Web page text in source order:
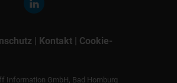
| Kontakt | Cookie-
Information GmbH, Bad Homburg